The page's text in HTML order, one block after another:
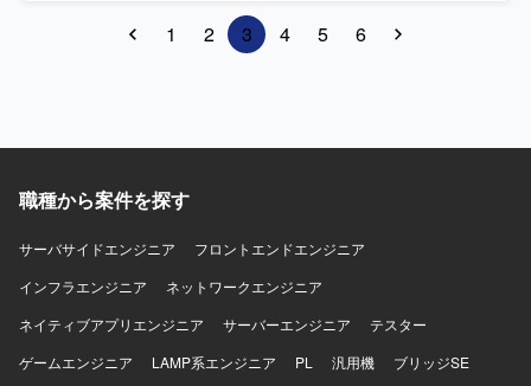
Jira、Confluence ・Slack、Miro ・体制：アジャイル開発
1 2 3 4 5 6
職種から案件を探す
サーバサイドエンジニア
フロントエンドエンジニア
インフラエンジニア
ネットワークエンジニア
ネイティブアプリエンジニア
サーバーエンジニア
テスター
ゲームエンジニア
LAMP系エンジニア PL 汎用機
ブリッジSE